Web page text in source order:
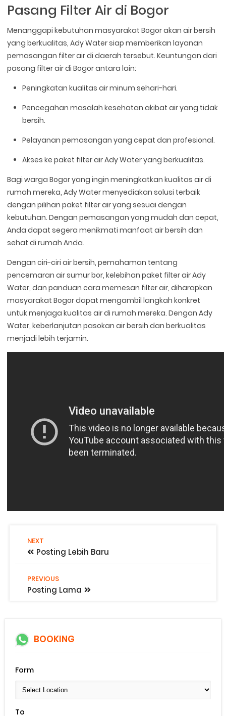
Pasang Filter Air di Bogor
Menanggapi kebutuhan masyarakat Bogor akan air bersih
yang berkualitas, Ady Water siap memberikan layanan
pemasangan filter air di daerah tersebut. Keuntungan dari
pasang filter air di Bogor antara lain:
Peningkatan kualitas air minum sehari-hari.
Pencegahan masalah kesehatan akibat air yang tidak
bersih.
Pelayanan pemasangan yang cepat dan profesional.
Akses ke paket filter air Ady Water yang berkualitas.
Bagi warga Bogor yang ingin meningkatkan kualitas air di
rumah mereka, Ady Water menyediakan solusi terbaik
dengan pilihan paket filter air yang sesuai dengan
kebutuhan. Dengan pemasangan yang mudah dan cepat,
Anda dapat segera menikmati manfaat air bersih dan
sehat di rumah Anda.
Dengan ciri-ciri air bersih, pemahaman tentang
pencemaran air sumur bor, kelebihan paket filter air Ady
Water, dan panduan cara memesan filter air, diharapkan
masyarakat Bogor dapat mengambil langkah konkret
untuk menjaga kualitas air di rumah mereka. Dengan Ady
Water, keberlanjutan pasokan air bersih dan berkualitas
menjadi lebih terjamin.
NEXT
Posting Lebih Baru
PREVIOUS
Posting Lama
BOOKING
Form
To